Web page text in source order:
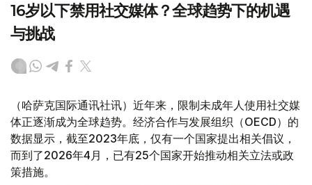
16岁以下禁用社交媒体？全球趋势下的机遇
与挑战
（哈萨克国际通讯社讯）近年来，限制未成年人使用社交媒
体正逐渐成为全球趋势。经济合作与发展组织（OECD）的
数据显示，截至2023年底，仅有一个国家提出相关倡议，
而到了2026年4月，已有25个国家开始推动相关立法或政
策措施。